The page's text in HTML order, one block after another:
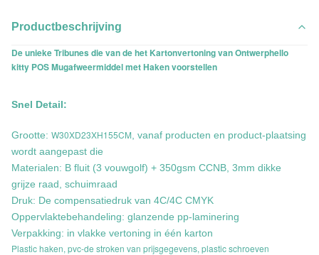
Productbeschrijving
De unieke Tribunes die van de het Kartonvertoning van Ontwerphello
kitty POS Mugafweermiddel met Haken voorstellen
Snel Detail:
Grootte: W30XD23XH155CM , vanaf producten en product-plaatsing
wordt aangepast die
Materialen: B fluit (3 vouwgolf) + 350gsm CCNB, 3mm dikke
grijze raad, schuimraad
Druk: De compensatiedruk van 4C/4C CMYK
Oppervlaktebehandeling: glanzende pp-laminering
Verpakking: in vlakke vertoning in één karton
Plastic haken, pvc-de stroken van prijsgegevens, plastic schroeven